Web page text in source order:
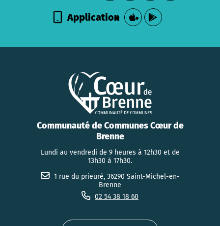
Application
Communauté de Communes Cœur de
Brenne
Lundi au vendredi de 9 heures à 12h30 et de
13h30 à 17h30.
1 rue du prieuré, 36290 Saint-Michel-en-
Brenne
02 54 38 18 60